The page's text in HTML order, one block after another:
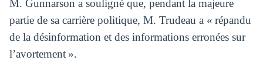
M. Gunnarson a souligné que, pendant la majeure
partie de sa carrière politique, M. Trudeau a « répandu
de la désinformation et des informations erronées sur
l’avortement ».